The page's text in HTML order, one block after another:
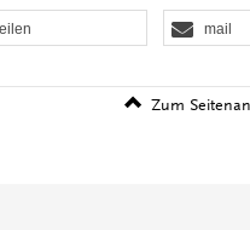
mail
Zum